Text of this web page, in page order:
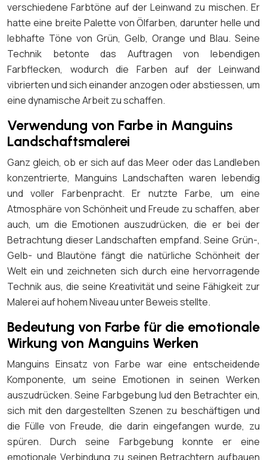
verschiedene Farbtöne auf der Leinwand zu mischen. Er
hatte eine breite Palette von Ölfarben, darunter helle und
lebhafte Töne von Grün, Gelb, Orange und Blau. Seine
Technik betonte das Auftragen von lebendigen
Farbflecken, wodurch die Farben auf der Leinwand
vibrierten und sich einander anzogen oder abstiessen, um
eine dynamische Arbeit zu schaffen.
Verwendung von Farbe in Manguins
Landschaftsmalerei
Ganz gleich, ob er sich auf das Meer oder das Landleben
konzentrierte, Manguins Landschaften waren lebendig
und voller Farbenpracht. Er nutzte Farbe, um eine
Atmosphäre von Schönheit und Freude zu schaffen, aber
auch, um die Emotionen auszudrücken, die er bei der
Betrachtung dieser Landschaften empfand. Seine Grün-,
Gelb- und Blautöne fängt die natürliche Schönheit der
Welt ein und zeichneten sich durch eine hervorragende
Technik aus, die seine Kreativität und seine Fähigkeit zur
Malerei auf hohem Niveau unter Beweis stellte.
Bedeutung von Farbe für die emotionale
Wirkung von Manguins Werken
Manguins Einsatz von Farbe war eine entscheidende
Komponente, um seine Emotionen in seinen Werken
auszudrücken. Seine Farbgebung lud den Betrachter ein,
sich mit den dargestellten Szenen zu beschäftigen und
die Fülle von Freude, die darin eingefangen wurde, zu
spüren. Durch seine Farbgebung konnte er eine
emotionale Verbindung zu seinen Betrachtern aufbauen